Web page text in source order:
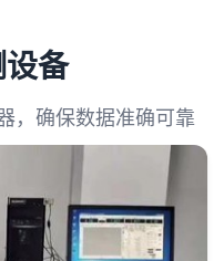
备
，确保数据准确可靠